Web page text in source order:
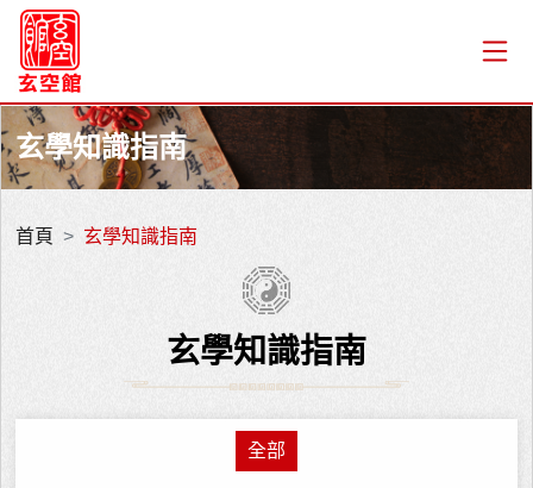
玄學知識指南
首頁 玄學知識指南
玄學知識指南
全部